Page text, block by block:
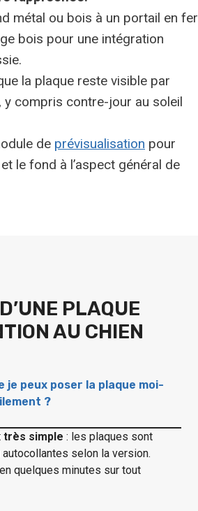
métal ou bois à un portail en fer
bois pour une intégration
la plaque reste visible par
y compris contre-jour au soleil
de prévisualisation pour
le fond à l’aspect général de
PLAQUE
AU CHIEN
je peux poser la plaque moi-
?
très simple : les plaques sont
selon la version.
quelques minutes sur tout